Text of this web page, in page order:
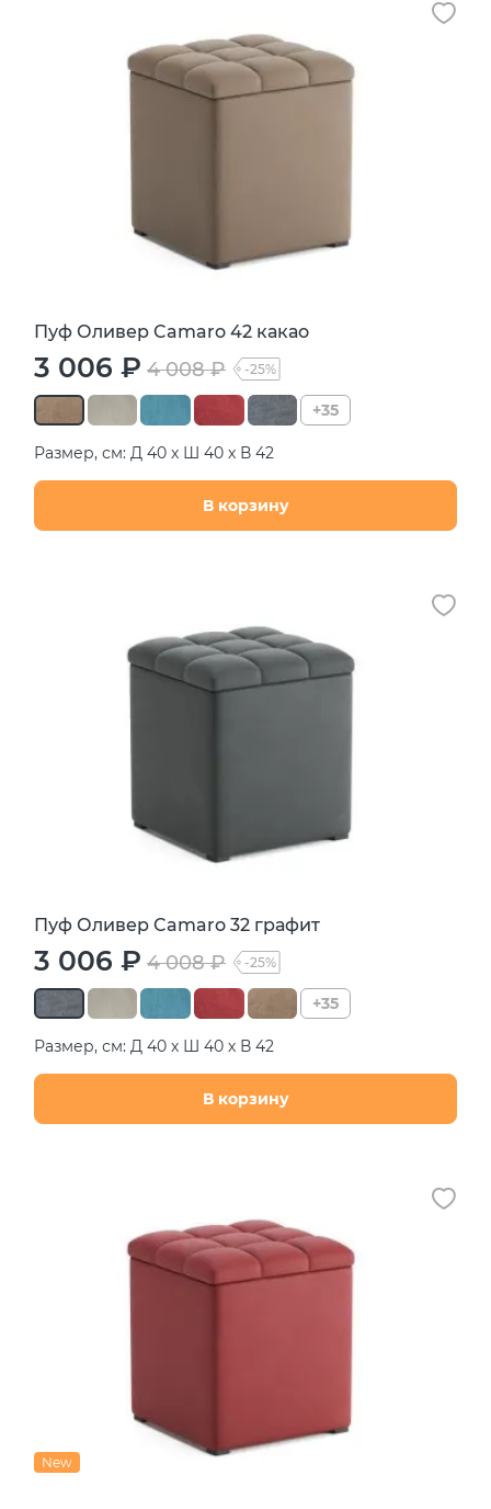
Пуф Оливер Camaro 42 какао
3 006 ₽ 4 008 ₽ -25%
+35
Размер, см: Д 40 х Ш 40 х В 42
В корзину
Пуф Оливер Camaro 32 графит
3 006 ₽ 4 008 ₽ -25%
+35
Размер, см: Д 40 х Ш 40 х В 42
В корзину
New